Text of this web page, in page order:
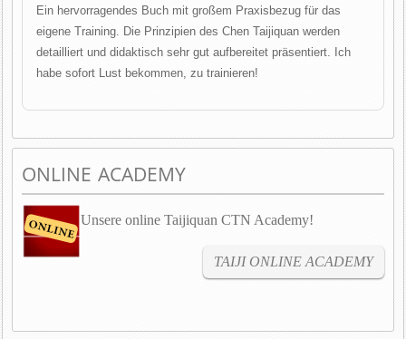
Ein hervorragendes Buch mit großem Praxisbezug für das
eigene Training. Die Prinzipien des Chen Taijiquan werden
detailliert und didaktisch sehr gut aufbereitet präsentiert. Ich
habe sofort Lust bekommen, zu trainieren!
ONLINE ACADEMY
Unsere online Taijiquan CTN Academy!
TAIJI ONLINE ACADEMY